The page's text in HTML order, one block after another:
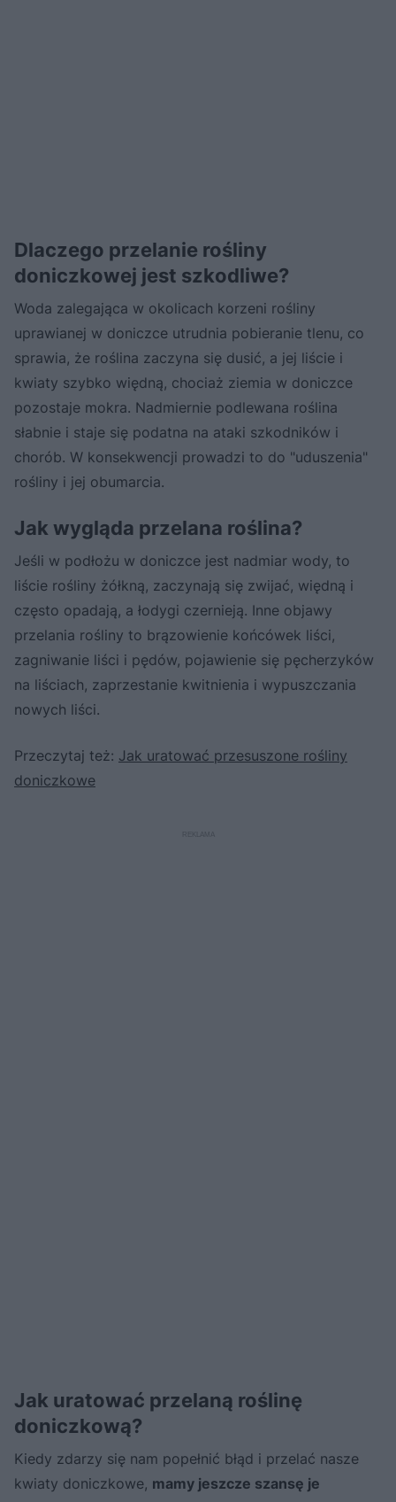
Dlaczego przelanie rośliny
doniczkowej jest szkodliwe?
Woda zalegająca w okolicach korzeni rośliny
uprawianej w doniczce utrudnia pobieranie tlenu, co
sprawia, że roślina zaczyna się dusić, a jej liście i
kwiaty szybko więdną, chociaż ziemia w doniczce
pozostaje mokra. Nadmiernie podlewana roślina
słabnie i staje się podatna na ataki szkodników i
chorób. W konsekwencji prowadzi to do "uduszenia"
rośliny i jej obumarcia.
Jak wygląda przelana roślina?
Jeśli w podłożu w doniczce jest nadmiar wody, to
liście rośliny żółkną, zaczynają się zwijać, więdną i
często opadają, a łodygi czernieją. Inne objawy
przelania rośliny to brązowienie końcówek liści,
zagniwanie liści i pędów, pojawienie się pęcherzyków
na liściach, zaprzestanie kwitnienia i wypuszczania
nowych liści.
Przeczytaj też: Jak uratować przesuszone rośliny
doniczkowe
Jak uratować przelaną roślinę
doniczkową?
Kiedy zdarzy się nam popełnić błąd i przelać nasze
kwiaty doniczkowe, mamy jeszcze szansę je